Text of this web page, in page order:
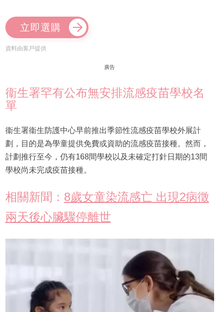
立即選購
資料由客戶提供
廣告
衞生署罕有公布無安排流感疫苗學校名
單
衞生署衞生防護中心早前推出季節性流感疫苗學校外展計
劃，目的是為學童提供免費或資助的流感疫苗接種。然而，
計劃推行至今，仍有168間學校以及未確定打針日期的13間
學校尚未完成疫苗接種。
相關新聞： 8歲女童染流感亡 出現2病徵
兩天後心臟驟停離世